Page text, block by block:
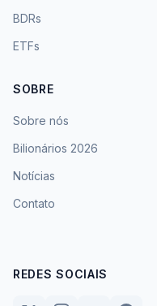
BDRs
ETFs
SOBRE
Sobre nós
Bilionários 2026
Notícias
Contato
REDES SOCIAIS